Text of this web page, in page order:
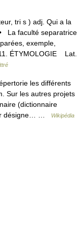
tri s ) adj. Qui a la
La faculté separatrice
exemple,
ÉTYMOLOGIE Lat.
les différents
Sur les autres projets
(dictionnaire
désigne… …
Wikipédia